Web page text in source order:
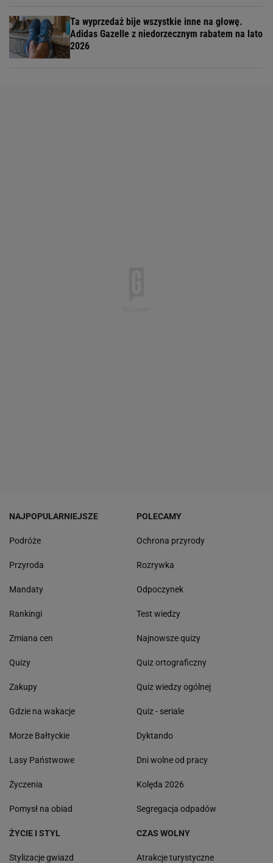
Ta wyprzedaż bije wszystkie inne na głowę.
Adidas Gazelle z niedorzecznym rabatem na lato
2026
NAJPOPULARNIEJSZE
Podróże
Przyroda
Mandaty
Rankingi
Zmiana cen
Quizy
Zakupy
Gdzie na wakacje
Morze Bałtyckie
Lasy Państwowe
Życzenia
Pomysł na obiad
POLECAMY
Ochrona przyrody
Rozrywka
Odpoczynek
Test wiedzy
Najnowsze quizy
Quiz ortograficzny
Quiz wiedzy ogólnej
Quiz - seriale
Dyktando
Dni wolne od pracy
Kolęda 2026
Segregacja odpadów
ŻYCIE I STYL
Stylizacje gwiazd
CZAS WOLNY
Atrakcje turystyczne